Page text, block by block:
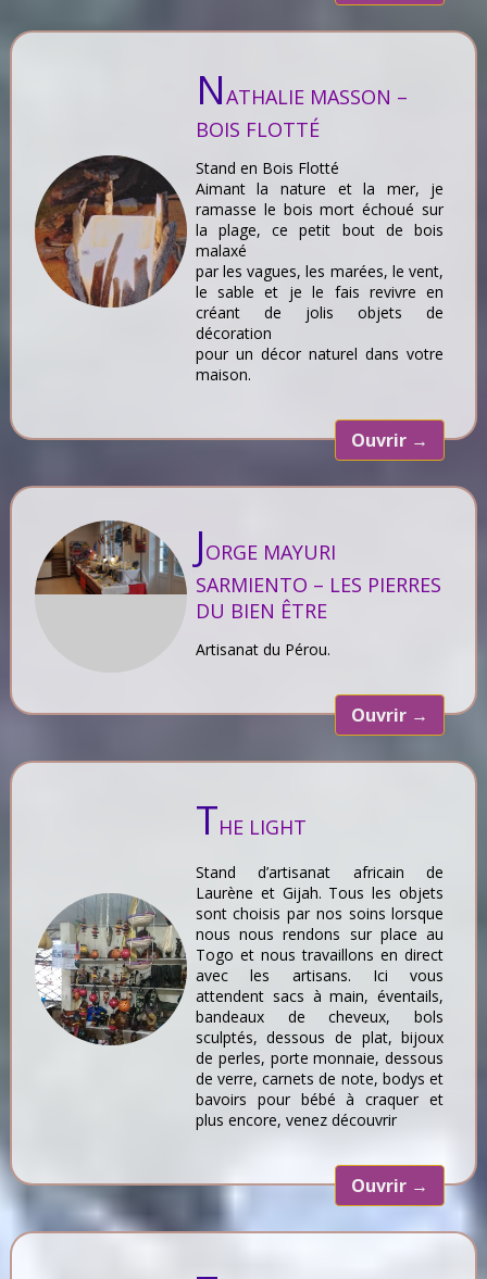
NATHALIE MASSON –
BOIS FLOTTÉ
Stand en Bois Flotté
Aimant la nature et la mer, je
ramasse le bois mort échoué sur
la plage, ce petit bout de bois
malaxé
par les vagues, les marées, le vent,
le sable et je le fais revivre en
créant de jolis objets de
décoration
pour un décor naturel dans votre
maison.
Ouvrir →
JORGE MAYURI
SARMIENTO – LES PIERRES
DU BIEN ÊTRE
Artisanat du Pérou.
Ouvrir →
THE LIGHT
Stand d’artisanat africain de
Laurène et Gijah. Tous les objets
sont choisis par nos soins lorsque
nous nous rendons sur place au
Togo et nous travaillons en direct
avec les artisans. Ici vous
attendent sacs à main, éventails,
bandeaux de cheveux, bols
sculptés, dessous de plat, bijoux
de perles, porte monnaie, dessous
de verre, carnets de note, bodys et
bavoirs pour bébé à craquer et
plus encore, venez découvrir
Ouvrir →